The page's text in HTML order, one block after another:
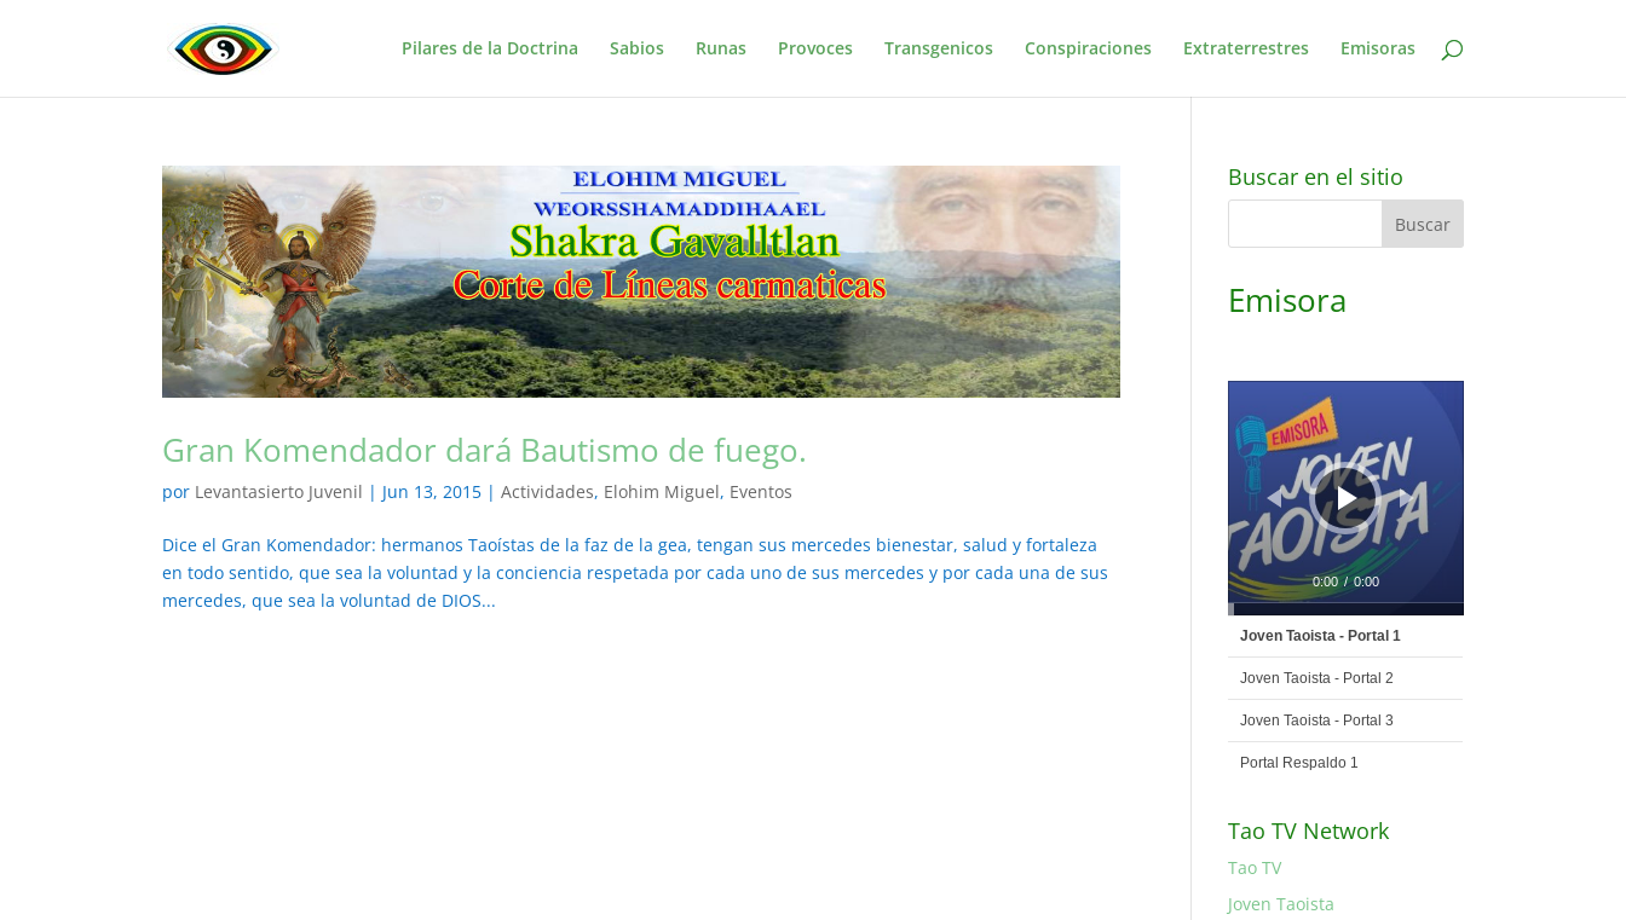
Pilares de la Doctrina Sabios Runas Provoces Transgenicos Conspiraciones Extraterrestres Emisoras
Gran Komendador dará Bautismo de fuego.
por Levantasierto Juvenil | Jun 13, 2015 |Actividades, Elohim Miguel, Eventos
Dice el Gran Komendador: hermanos Taoístas de la faz de la gea, tengan sus mercedes bienestar, salud y fortaleza
en todo sentido, que sea la voluntad y la conciencia respetada por cada uno de sus mercedes y por cada una de sus
mercedes, que sea la voluntad de DIOS...
Buscar en el sitio
Emisora
Reproductor
audio
0:00 / 0:00
Joven Taoista - Portal 1
Joven Taoista - Portal 2
Joven Taoista - Portal 3
Portal Respaldo 1
Tao TV Network
Tao TV
Joven Taoista